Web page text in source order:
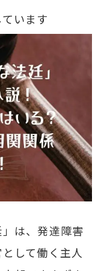
います
は、発達障害
して働く主人